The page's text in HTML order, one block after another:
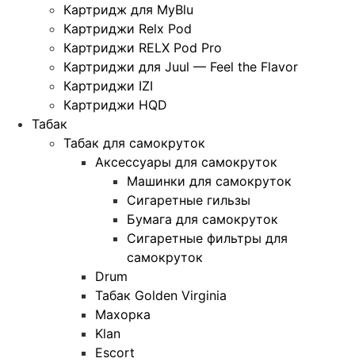
Картридж для MyBlu
Картриджи Relx Pod
Картриджи RELX Pod Pro
Картриджи для Juul — Feel the Flavor
Картриджи IZI
Картриджи HQD
Табак
Табак для самокруток
Аксессуары для самокруток
Машинки для самокруток
Сигаретные гильзы
Бумага для самокруток
Сигаретные фильтры для
самокруток
Drum
Табак Golden Virginia
Махорка
Klan
Escort